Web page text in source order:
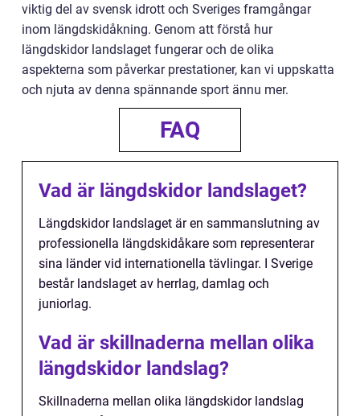
viktig del av svensk idrott och Sveriges framgångar
inom längdskidåkning. Genom att förstå hur
längdskidor landslaget fungerar och de olika
aspekterna som påverkar prestationer, kan vi uppskatta
och njuta av denna spännande sport ännu mer.
FAQ
Vad är längdskidor landslaget?
Längdskidor landslaget är en sammanslutning av
professionella längdskidåkare som representerar
sina länder vid internationella tävlingar. I Sverige
består landslaget av herrlag, damlag och
juniorlag.
Vad är skillnaderna mellan olika
längdskidor landslag?
Skillnaderna mellan olika längdskidor landslag